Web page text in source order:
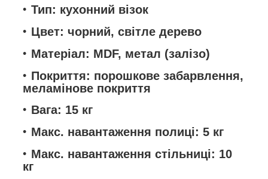
Тип: кухонний візок
Цвет: чорний, світле дерево
Матеріал: MDF, метал (залізо)
Покриття: порошкове забарвлення,
меламінове покриття
Вага: 15 кг
Макс. навантаження полиці: 5 кг
Макс. навантаження стільниці: 10
кг